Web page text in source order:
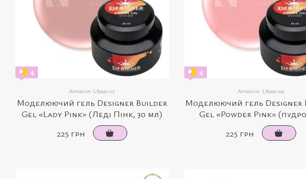
4
Артикул: LB992-07
Моделюючий гель Designer Builder
Gel «Lady Pink» (Леді Пінк, 30 мл)
225 грн
4
Артикул: LB992-04
Моделюючий гель
Gel «Powder Pink»
рожевий, 30 мл)
225 грн